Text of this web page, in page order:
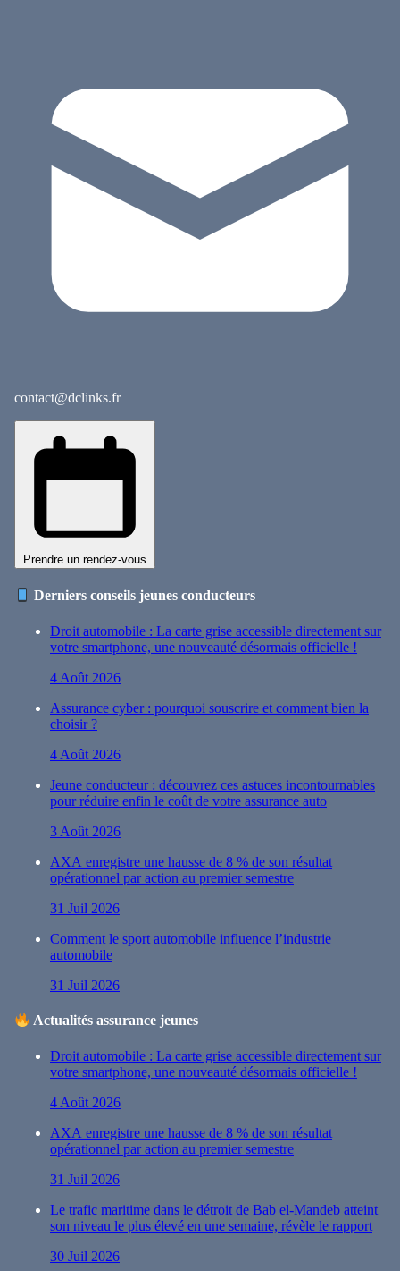
contact@dclinks.fr
Prendre un rendez-vous
Derniers conseils jeunes conducteurs
Droit automobile : La carte grise accessible directement sur
votre smartphone, une nouveauté désormais officielle !
4 Août 2026
Assurance cyber : pourquoi souscrire et comment bien la
choisir ?
4 Août 2026
Jeune conducteur : découvrez ces astuces incontournables
pour réduire enfin le coût de votre assurance auto
3 Août 2026
AXA enregistre une hausse de 8 % de son résultat
opérationnel par action au premier semestre
31 Juil 2026
Comment le sport automobile influence l’industrie
automobile
31 Juil 2026
Actualités assurance jeunes
Droit automobile : La carte grise accessible directement sur
votre smartphone, une nouveauté désormais officielle !
4 Août 2026
AXA enregistre une hausse de 8 % de son résultat
opérationnel par action au premier semestre
31 Juil 2026
Le trafic maritime dans le détroit de Bab el-Mandeb atteint
son niveau le plus élevé en une semaine, révèle le rapport
30 Juil 2026